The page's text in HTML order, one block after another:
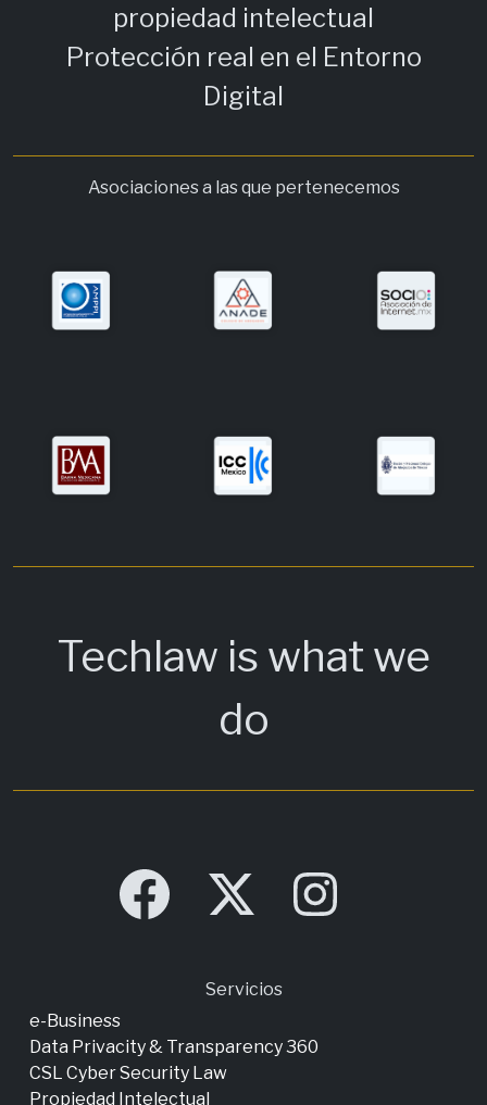
propiedad intelectual
Protección real en el Entorno
Digital
Asociaciones a las que pertenecemos
Techlaw is what we
do
Servicios
e-Business
Data Privacity & Transparency 360
CSL Cyber Security Law
Propiedad Intelectual